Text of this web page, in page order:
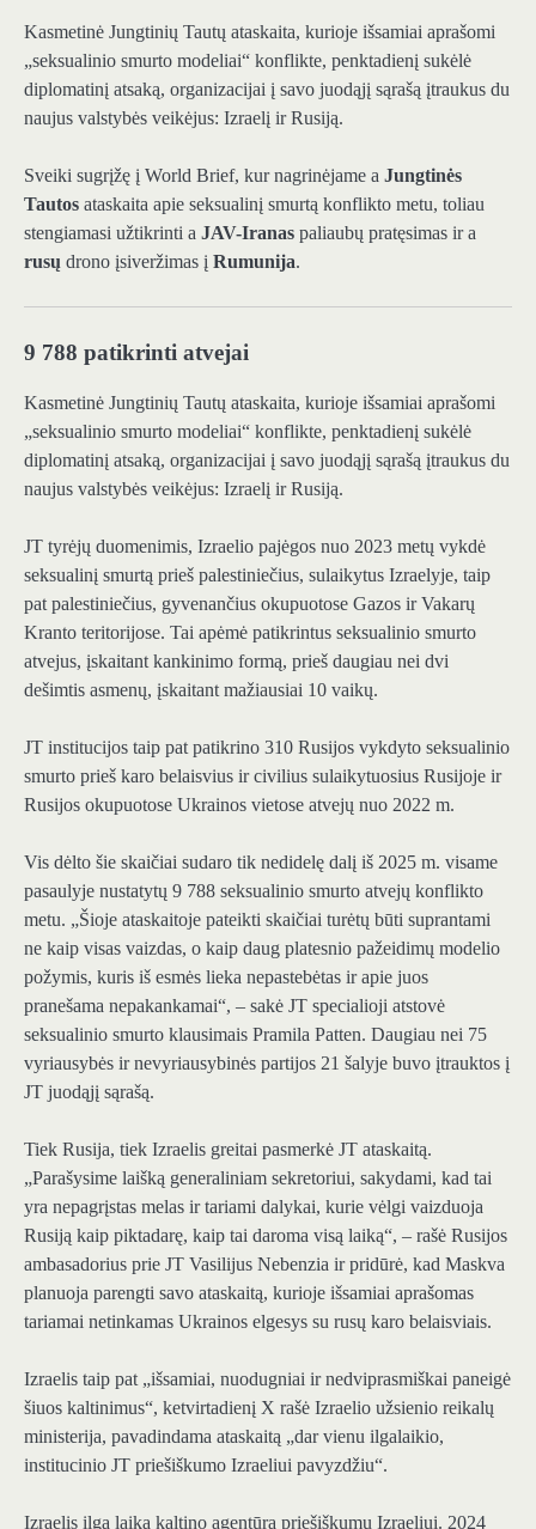
Kasmetinė Jungtinių Tautų ataskaita, kurioje išsamiai aprašomi
„seksualinio smurto modeliai“ konflikte, penktadienį sukėlė
diplomatinį atsaką, organizacijai į savo juodąjį sąrašą įtraukus du
naujus valstybės veikėjus: Izraelį ir Rusiją.
Sveiki sugrįžę į World Brief, kur nagrinėjame a Jungtinės
Tautos ataskaita apie seksualinį smurtą konflikto metu, toliau
stengiamasi užtikrinti a JAV-Iranas paliaubų pratęsimas ir a
rusų drono įsiveržimas į Rumunija.
9 788 patikrinti atvejai
Kasmetinė Jungtinių Tautų ataskaita, kurioje išsamiai aprašomi
„seksualinio smurto modeliai“ konflikte, penktadienį sukėlė
diplomatinį atsaką, organizacijai į savo juodąjį sąrašą įtraukus du
naujus valstybės veikėjus: Izraelį ir Rusiją.
JT tyrėjų duomenimis, Izraelio pajėgos nuo 2023 metų vykdė
seksualinį smurtą prieš palestiniečius, sulaikytus Izraelyje, taip
pat palestiniečius, gyvenančius okupuotose Gazos ir Vakarų
Kranto teritorijose. Tai apėmė patikrintus seksualinio smurto
atvejus, įskaitant kankinimo formą, prieš daugiau nei dvi
dešimtis asmenų, įskaitant mažiausiai 10 vaikų.
JT institucijos taip pat patikrino 310 Rusijos vykdyto seksualinio
smurto prieš karo belaisvius ir civilius sulaikytuosius Rusijoje ir
Rusijos okupuotose Ukrainos vietose atvejų nuo 2022 m.
Vis dėlto šie skaičiai sudaro tik nedidelę dalį iš 2025 m. visame
pasaulyje nustatytų 9 788 seksualinio smurto atvejų konflikto
metu. „Šioje ataskaitoje pateikti skaičiai turėtų būti suprantami
ne kaip visas vaizdas, o kaip daug platesnio pažeidimų modelio
požymis, kuris iš esmės lieka nepastebėtas ir apie juos
pranešama nepakankamai“, – sakė JT specialioji atstovė
seksualinio smurto klausimais Pramila Patten. Daugiau nei 75
vyriausybės ir nevyriausybinės partijos 21 šalyje buvo įtrauktos į
JT juodąjį sąrašą.
Tiek Rusija, tiek Izraelis greitai pasmerkė JT ataskaitą.
„Parašysime laišką generaliniam sekretoriui, sakydami, kad tai
yra nepagrįstas melas ir tariami dalykai, kurie vėlgi vaizduoja
Rusiją kaip piktadarę, kaip tai daroma visą laiką“, – rašė Rusijos
ambasadorius prie JT Vasilijus Nebenzia ir pridūrė, kad Maskva
planuoja parengti savo ataskaitą, kurioje išsamiai aprašomas
tariamai netinkamas Ukrainos elgesys su rusų karo belaisviais.
Izraelis taip pat „išsamiai, nuodugniai ir nedviprasmiškai paneigė
šiuos kaltinimus“, ketvirtadienį X rašė Izraelio užsienio reikalų
ministerija, pavadindama ataskaitą „dar vienu ilgalaikio,
institucinio JT priešiškumo Izraeliui pavyzdžiu“.
Izraelis ilgą laiką kaltino agentūrą priešiškumu Izraeliui. 2024